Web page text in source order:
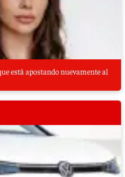
está apostando nuevamente al